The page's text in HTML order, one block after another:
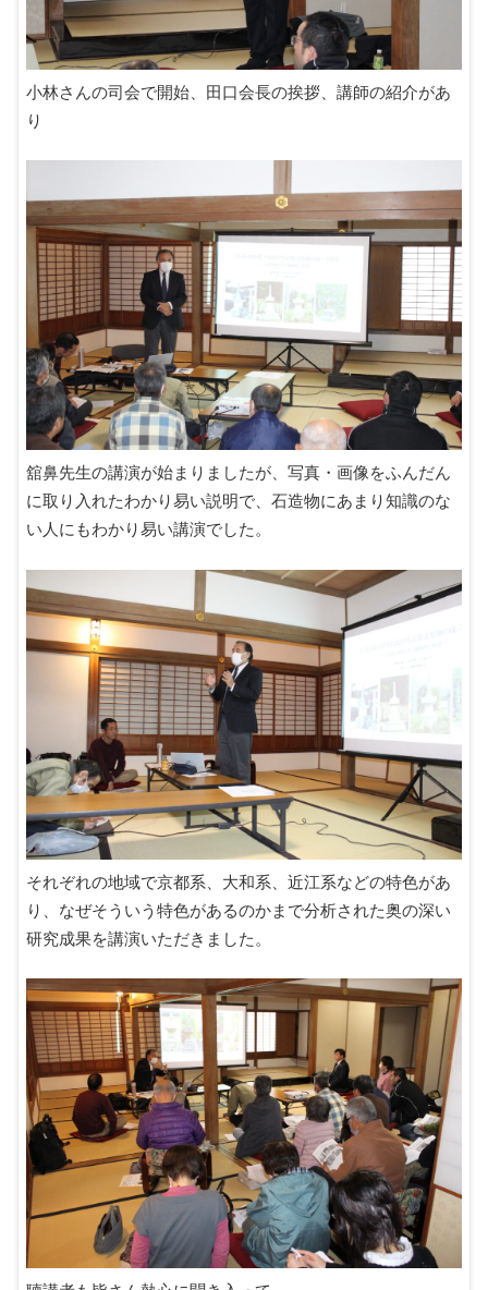
小林さんの司会で開始、田口会長の挨拶、講師の紹介があ
り
舘鼻先生の講演が始まりましたが、写真・画像をふんだん
に取り入れたわかり易い説明で、石造物にあまり知識のな
い人にもわかり易い講演でした。
それぞれの地域で京都系、大和系、近江系などの特色があ
り、なぜそういう特色があるのかまで分析された奥の深い
研究成果を講演いただきました。